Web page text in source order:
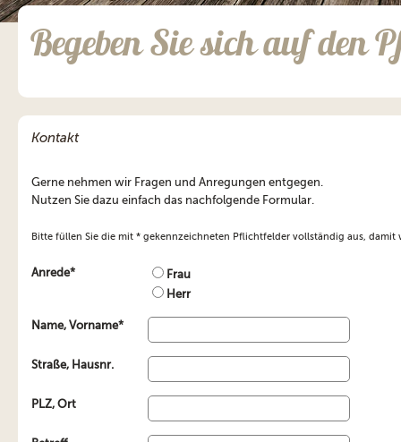
Begeben Sie sich auf den
Kontakt
Gerne nehmen wir Fragen und Anregungen entgegen.
Nutzen Sie dazu einfach das nachfolgende Formular.
Bitte füllen Sie die mit * gekennzeichneten Pflichtfelder vollständig aus, damit
Anrede*
Frau
Herr
Name, Vorname*
Straße, Hausnr.
PLZ, Ort